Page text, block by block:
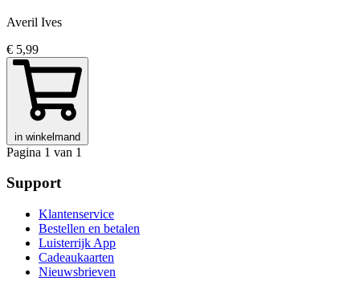
Averil Ives
€ 5,99
in winkelmand
Pagina 1 van 1
Support
Klantenservice
Bestellen en betalen
Luisterrijk App
Cadeaukaarten
Nieuwsbrieven